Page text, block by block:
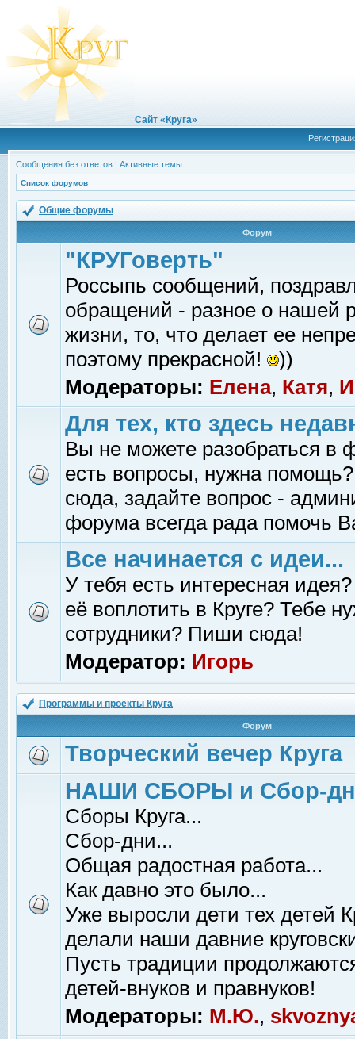
Сайт «Круга»
Сообщения без ответов | Активные темы
Список форумов
Общие форумы
Форум
"КРУГоверть"
Россыпь сообщений,
обращений - разное о нашей
жизни, то, что делает ее
поэтому прекрасной!
))
Модераторы: Елена, Катя,
Для тех, кто здесь
Вы не можете разобраться в
есть вопросы, нужна помощь?
сюда, задайте вопрос -
форума всегда рада помочь
Все начинается с идеи...
У тебя есть интересная
её воплотить в Круге? Тебе
сотрудники? Пиши сюда!
Модератор: Игорь
Программы и проекты Круга
Форум
Творческий вечер Круга
НАШИ СБОРЫ и Сбор-
Сборы Круга...
Сбор-дни...
Общая радостная работа...
Как давно это было...
Уже выросли дети тех детей
делали наши давние
Пусть традиции
детей-внуков и правнуков!
Модераторы: М.Ю.,